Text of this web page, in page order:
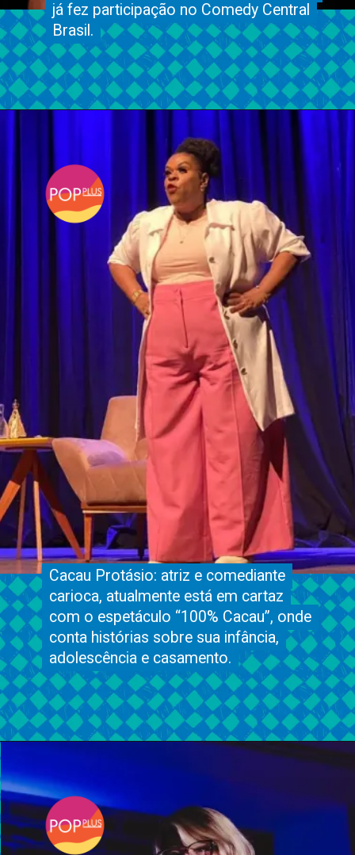
já fez participação no Comedy Central
Brasil.
já fez participação no Comedy Central
Brasil.
Cacau Protásio: atriz e comediante
carioca, atualmente está em cartaz
com o espetáculo “100% Cacau”, onde
conta histórias sobre sua infância,
adolescência e casamento.
Cacau Protásio: atriz e comediante
carioca, atualmente está em cartaz
com o espetáculo “100% Cacau”, onde
conta histórias sobre sua infância,
adolescência e casamento.